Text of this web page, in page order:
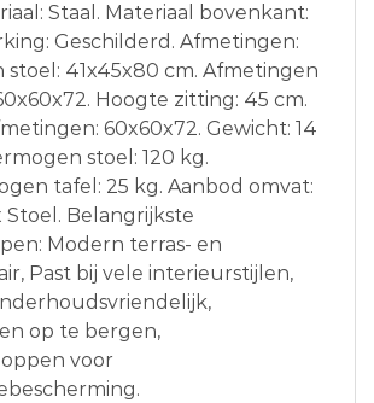
Staal. Materiaal bovenkant:
Geschilderd. Afmetingen:
41x45x80 cm. Afmetingen
Hoogte zitting: 45 cm.
60x60x72. Gewicht: 14
stoel: 120 kg.
tafel: 25 kg. Aanbod omvat:
Stoel. Belangrijkste
Modern terras- en
Past bij vele interieurstijlen,
op te bergen,
voor